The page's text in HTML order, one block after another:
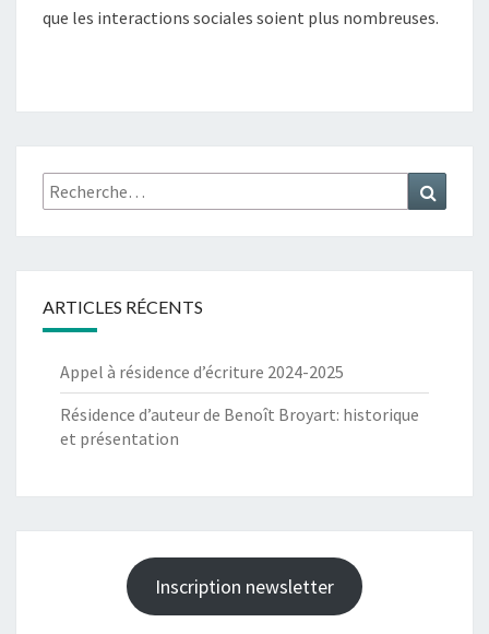
que les interactions sociales soient plus nombreuses.
Rechercher :
ARTICLES RÉCENTS
Appel à résidence d’écriture 2024-2025
Résidence d’auteur de Benoît Broyart: historique
et présentation
Inscription newsletter